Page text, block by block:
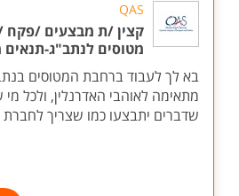
QAS
קצין /ת מבצעים /פקח
מטוסים לנתב"ג-תנאים
בא לך לעבוד ברחבת המטוסים
מתאימה לאוהבי האדרנלין, ולכל
שדברים יתבצעו כמו שצריך לחברת QAS דרושים אנ...